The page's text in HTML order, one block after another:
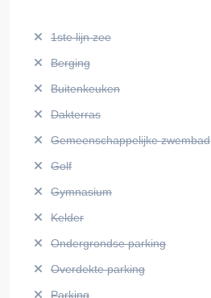
1ste lijn zee
Berging
Buitenkeuken
Dakterras
Gemeenschappelijke zwembad
Golf
Gymnasium
Kelder
Ondergrondse parking
Overdekte parking
Parking